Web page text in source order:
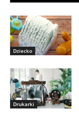
Dziecko
Drukarki